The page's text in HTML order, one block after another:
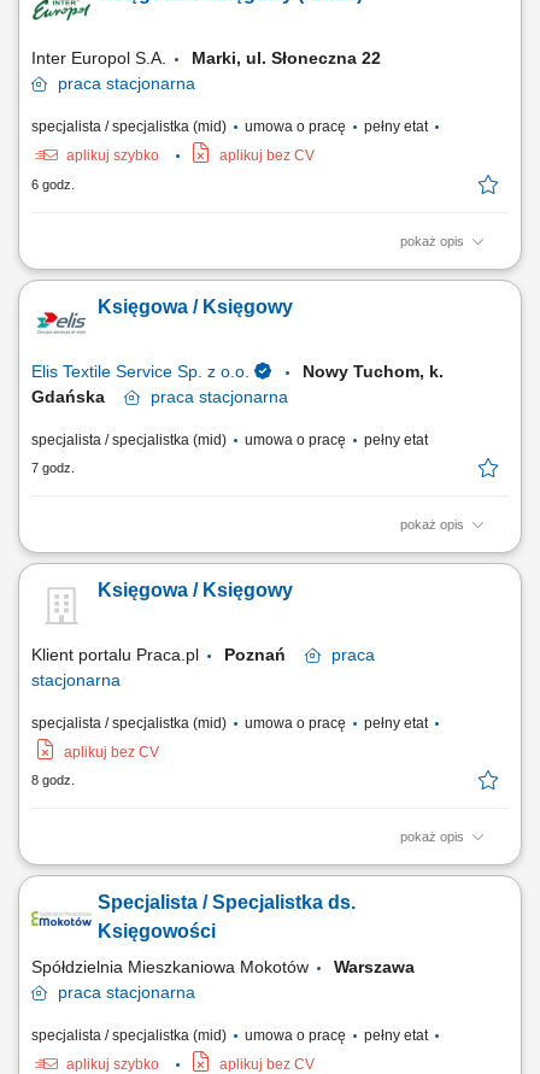
PIT i CIT oraz danych do sprawozdań finansowych, kontrolowanie i
Inter Europol S.A.
Marki, ul. Słoneczna 22
praca stacjonarna
specjalista / specjalistka (mid) umowa o pracę
pełny etat
aplikuj szybko
aplikuj bez CV
6 godz.
pokaż opis
Główne zadania: Prowadzenie bieżącej ewidencji księgowej zgodnie z
sprzedażowych; Rozliczanie transakcji wewnątrzwspólnotowych oraz
importu usług; Rozliczanie zagranicznych delegacji służbowych; Udział
Księgowa / Księgowy
Elis Textile Service Sp. z o.o.
Nowy Tuchom, k.
Gdańska
praca stacjonarna
specjalista / specjalistka (mid) umowa o pracę pełny etat
7 godz.
pokaż opis
Twoje zadania Prowadzenie ewidencji środków trwałych, Księgowanie
krajowych), Księgowanie faktur zakupu, Rozliczanie delegacji
krajowych dla jednego z naszych zakładów, Sporządzanie sprawozdań
Księgowa / Księgowy
Klient portalu Praca.pl Poznań
praca
stacjonarna
specjalista / specjalistka (mid) umowa o pracę
pełny etat
aplikuj bez CV
8 godz.
pokaż opis
Prowadzenie i sporządzanie deklaracji podatkowych VAT oraz
zamknięcia okresów sprawozdawczych i weryfikacji kont pod kątem
wymogów SOX. Przygotowywanie zestawień i analiz porównawczych
Specjalista / Specjalistka ds.
Księgowości
Spółdzielnia Mieszkaniowa Mokotów
Warszawa
praca stacjonarna
specjalista / specjalistka (mid) umowa o pracę
pełny etat
aplikuj szybko
aplikuj bez CV